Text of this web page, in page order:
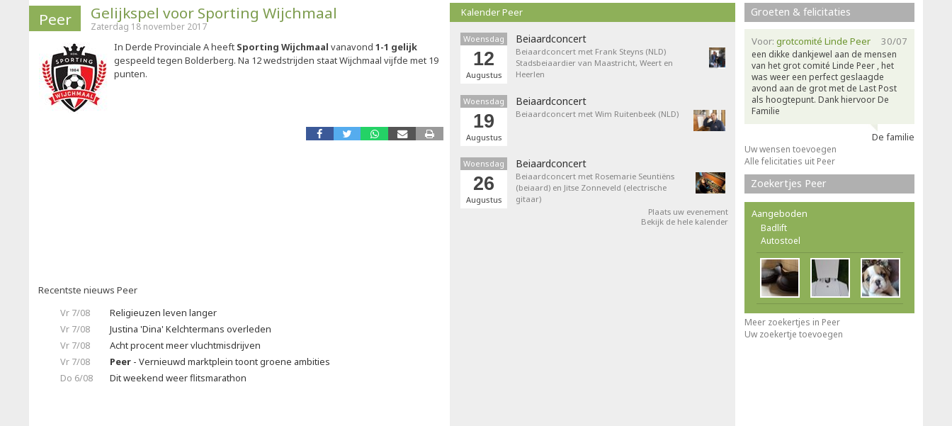
Peer Gelijkspel voor Sporting Wijchmaal
Zaterdag 18 november 2017
In Derde Provinciale A heeft Sporting Wijchmaal vanavond 1-1 gelijk
gespeeld tegen Bolderberg. Na 12 wedstrijden staat Wijchmaal vijfde met 19
punten.
Recentste nieuws Peer
Vr 7/08
Religieuzen leven langer
Vr 7/08
Justina 'Dina' Kelchtermans overleden
Vr 7/08
Acht procent meer vluchtmisdrijven
Vr 7/08
Peer - Vernieuwd marktplein toont groene ambities
Do 6/08
Dit weekend weer flitsmarathon
Kalender Peer
Woensdag
12
Augustus
Beiaardconcert
Beiaardconcert met Frank Steyns (NLD)
Stadsbeiaardier van Maastricht, Weert en
Heerlen
Woensdag
19
Augustus
Beiaardconcert
Beiaardconcert met Wim Ruitenbeek (NLD)
Woensdag
26
Augustus
Beiaardconcert
Beiaardconcert met Rosemarie Seuntiëns
(beiaard) en Jitse Zonneveld (electrische
gitaar)
Plaats uw evenement
Bekijk de hele kalender
Groeten & felicitaties
30/07
Voor: grotcomité Linde Peer
een dikke dankjewel aan de mensen
van het grot comité Linde Peer , het
was weer een perfect geslaagde
avond aan de grot met de Last Post
als hoogtepunt. Dank hiervoor De
Familie
De familie
Uw wensen toevoegen
Alle felicitaties uit Peer
Zoekertjes Peer
Aangeboden
Badlift
Autostoel
Meer zoekertjes in Peer
Uw zoekertje toevoegen